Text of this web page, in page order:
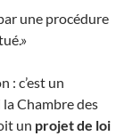
une procédure
: c’est un
Chambre des
un projet de loi